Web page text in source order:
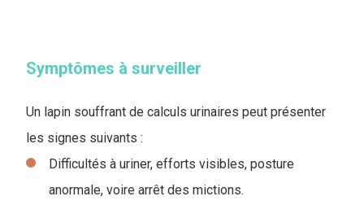
Symptômes à surveiller
Un lapin souffrant de calculs urinaires peut présenter
les signes suivants :
Difficultés à uriner, efforts visibles, posture
anormale, voire arrêt des mictions.